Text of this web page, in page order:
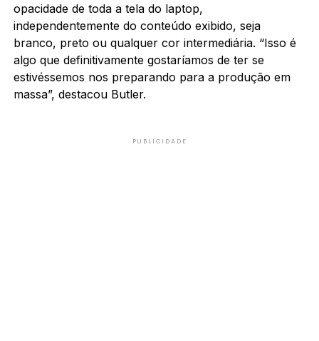
opacidade de toda a tela do laptop,
independentemente do conteúdo exibido, seja
branco, preto ou qualquer cor intermediária. “Isso é
algo que definitivamente gostaríamos de ter se
estivéssemos nos preparando para a produção em
massa”, destacou Butler.
PUBLICIDADE